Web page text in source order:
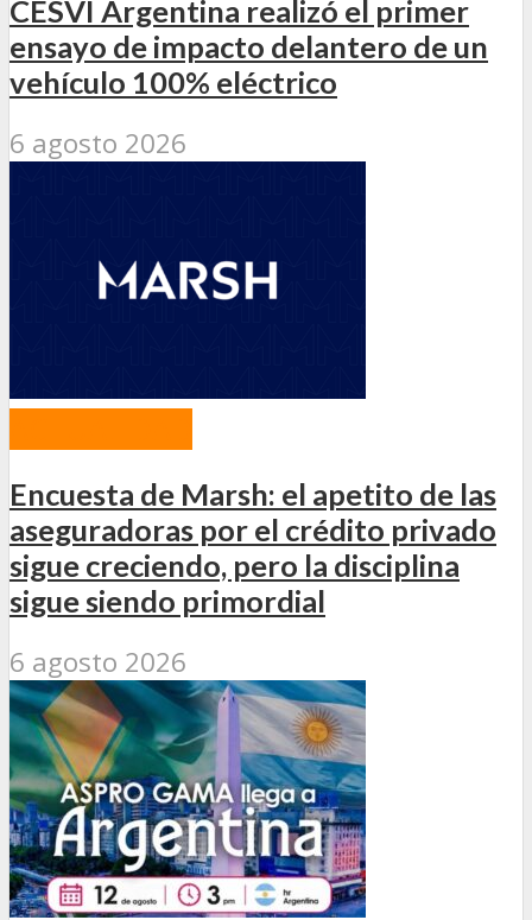
CESVI Argentina realizó el primer
ensayo de impacto delantero de un
vehículo 100% eléctrico
6 agosto 2026
Encuesta de Marsh: el apetito de las
aseguradoras por el crédito privado
sigue creciendo, pero la disciplina
sigue siendo primordial
6 agosto 2026